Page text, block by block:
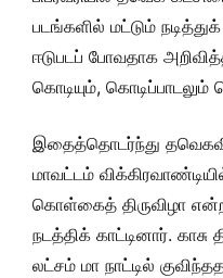
படங்களில் மட்டும்
ஈடுபடப் போவதாக
கொடியும், கொடிப்பாடலும்
இதைத்தொடர்ந்து
மாவட்டம்
கொள்கைத் திருவிழா
நடத்திக் காட்டினார்.
லட்சம் மா நாட்டில்